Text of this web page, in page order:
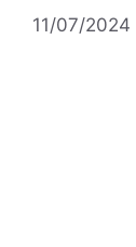
11/07/2024